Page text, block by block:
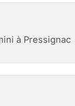
à Pressignac